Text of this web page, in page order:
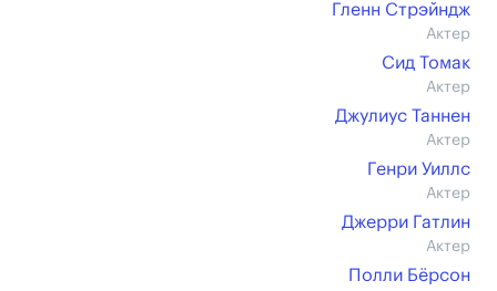
Гленн Стрэйндж
Актер
Сид Томак
Актер
Джулиус Таннен
Актер
Генри Уиллс
Актер
Джерри Гатлин
Актер
Полли Бёрсон